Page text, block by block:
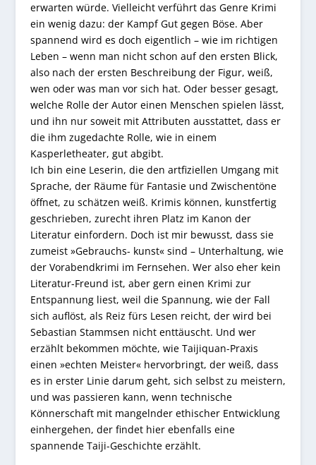
erwarten würde. Vielleicht verführt das Genre Krimi
ein wenig dazu: der Kampf Gut gegen Böse. Aber
spannend wird es doch eigentlich – wie im richtigen
Leben – wenn man nicht schon auf den ersten Blick,
also nach der ersten Beschreibung der Figur, weiß,
wen oder was man vor sich hat. Oder besser gesagt,
welche Rolle der Autor einen Menschen spielen lässt,
und ihn nur soweit mit Attributen ausstattet, dass er
die ihm zugedachte Rolle, wie in einem
Kasperletheater, gut abgibt.
Ich bin eine Leserin, die den artfiziellen Umgang mit
Sprache, der Räume für Fantasie und Zwischentöne
öffnet, zu schätzen weiß. Krimis können, kunstfertig
geschrieben, zurecht ihren Platz im Kanon der
Literatur einfordern. Doch ist mir bewusst, dass sie
zumeist »Gebrauchs- kunst« sind – Unterhaltung, wie
der Vorabendkrimi im Fernsehen. Wer also eher kein
Literatur-Freund ist, aber gern einen Krimi zur
Entspannung liest, weil die Spannung, wie der Fall
sich auflöst, als Reiz fürs Lesen reicht, der wird bei
Sebastian Stammsen nicht enttäuscht. Und wer
erzählt bekommen möchte, wie Taijiquan-Praxis
einen »echten Meister« hervorbringt, der weiß, dass
es in erster Linie darum geht, sich selbst zu meistern,
und was passieren kann, wenn technische
Könnerschaft mit mangelnder ethischer Entwicklung
einhergehen, der findet hier ebenfalls eine
spannende Taiji-Geschichte erzählt.